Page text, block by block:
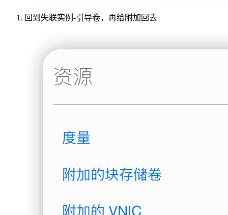
回到失联实例-引导卷，再给附加回去